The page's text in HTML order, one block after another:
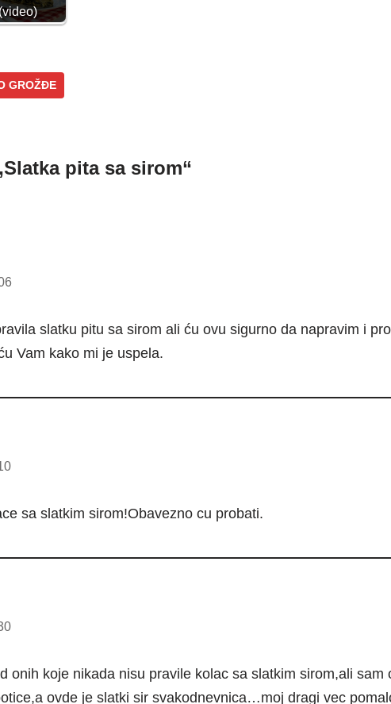
GROŽĐE
pita sa sirom“
slatku pitu sa sirom ali ću ovu sigurno da napravim i
Vam kako mi je uspela.
sa slatkim sirom!Obavezno cu probati.
onih koje nikada nisu pravile kolac sa slatkim sirom,ali sam
ovde je slatki sir svakodnevnica…moj dragi vec